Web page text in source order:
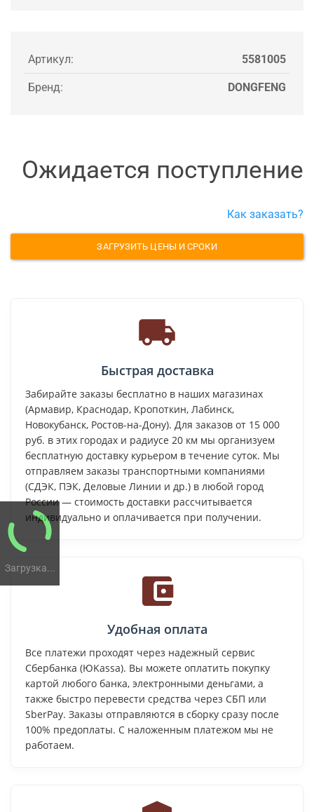
Загрузка...
Артикул: 5581005
Бренд: DONGFENG
Ожидается поступление
Как заказать?
ЗАГРУЗИТЬ ЦЕНЫ И СРОКИ
Быстрая доставка
Забирайте заказы бесплатно в наших магазинах
(Армавир, Краснодар, Кропоткин, Лабинск,
Новокубанск, Ростов-на-Дону). Для заказов от 15 000
руб. в этих городах и радиусе 20 км мы организуем
бесплатную доставку курьером в течение суток. Мы
отправляем заказы транспортными компаниями
(СДЭК, ПЭК, Деловые Линии и др.) в любой город
России — стоимость доставки рассчитывается
индивидуально и оплачивается при получении.
Удобная оплата
Все платежи проходят через надежный сервис
Сбербанка (ЮKassa). Вы можете оплатить покупку
картой любого банка, электронными деньгами, а
также быстро перевести средства через СБП или
SberPay. Заказы отправляются в сборку сразу после
100% предоплаты. С наложенным платежом мы не
работаем.